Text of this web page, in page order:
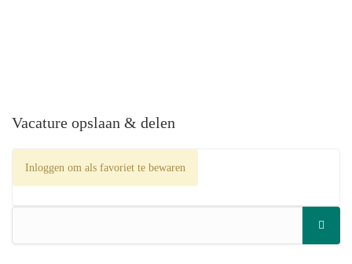
Vacature opslaan & delen
Inloggen om als favoriet te bewaren